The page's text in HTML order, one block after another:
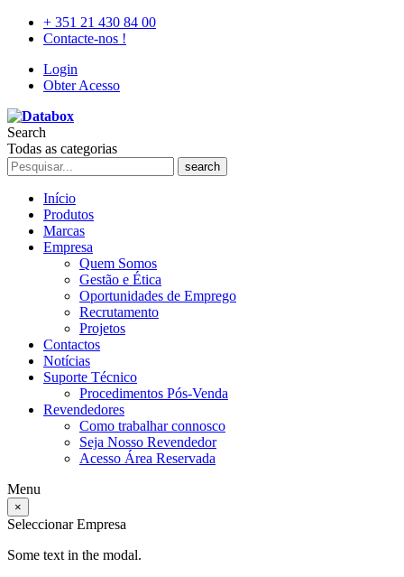
+ 351 21 430 84 00
Contacte-nos !
Login
Obter Acesso
Search
Todas as categorias
search
Início
Produtos
Marcas
Empresa
Quem Somos
Gestão e Ética
Oportunidades de Emprego
Recrutamento
Projetos
Contactos
Notícias
Suporte Técnico
Procedimentos Pós-Venda
Revendedores
Como trabalhar connosco
Seja Nosso Revendedor
Acesso Área Reservada
Menu
×
Seleccionar Empresa
Some text in the modal.